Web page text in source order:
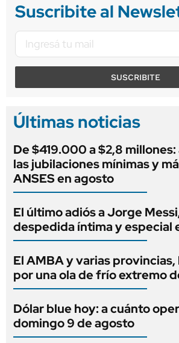
Suscribite al
SUSCRIBITE
Últimas noticias
De $419.000 a $2,8
las jubilaciones mínimas y
ANSES en agosto
El último adiós a Jorge
despedida íntima y especial
El AMBA y varias
por una ola de frío extremo
Dólar blue hoy: a cuánto
domingo 9 de agosto